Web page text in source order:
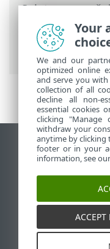
Spletna pomoč
Endpoint
Zaščite >
Nabori IP-jev
>
Prikaz mesta
End of Life
Zbirka znanja
Forum družbe
ESET Status
Podpora v regiji
Your
We and our
optimized online
and serve you
collection of all
decline all non-
essential cookies
clicking
withdraw your
anytime by clicking
footer or in your
information, see our